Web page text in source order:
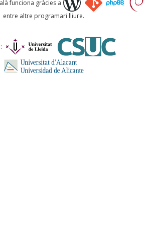
funciona gràcies a
entre altre programari lliure.